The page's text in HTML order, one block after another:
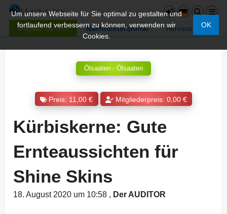
Mitglied werden Nachrichtenportal Adressen
Um unsere Webseite für Sie optimal zu gestalten und
fortlaufend verbessern zu können, verwenden wir
Cookies.
OK
Ölsaaten - Ölsaaten
Preis: 11,00 € Mitgliederpreis: 0,00 €
Kürbiskerne: Gute
Ernteaussichten für
Shine Skins
18. August 2020 um 10:58 , Der AUDITOR